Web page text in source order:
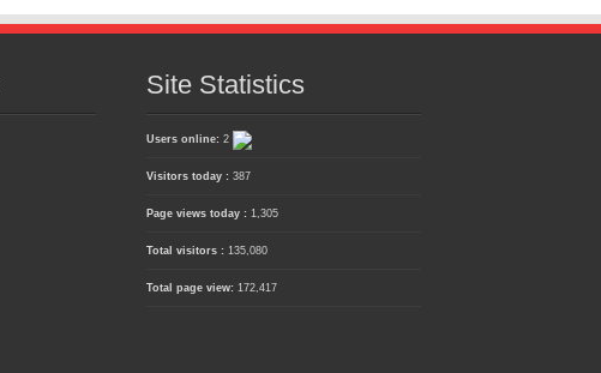
Site Statistics
Users online: 2
Visitors today : 387
Page views today : 1,305
Total visitors : 135,080
Total page view: 172,417